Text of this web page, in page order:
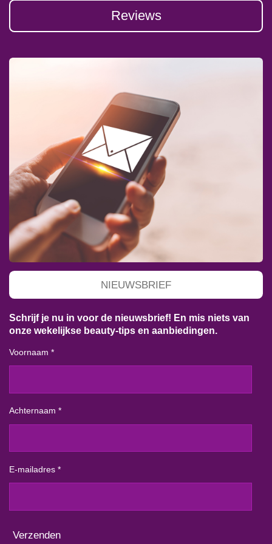
Reviews
NIEUWSBRIEF
Schrijf je nu in voor de nieuwsbrief! En mis niets van
onze wekelijkse beauty-tips en aanbiedingen.
Voornaam *
Achternaam *
E-mailadres *
Verzenden